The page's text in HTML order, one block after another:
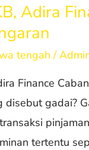
Adira
tengah /
Finance
disebut gadai?
tertentu